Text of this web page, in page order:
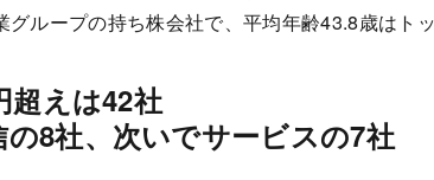
ループの持ち株会社で、平均年齢43.8歳はトッ
超えは42社
8社、次いでサービスの7社